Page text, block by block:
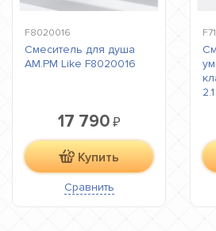
F8020016
Смеситель для душа
AM.PM Like F8020016
17 790₽
Купить
Сравнить